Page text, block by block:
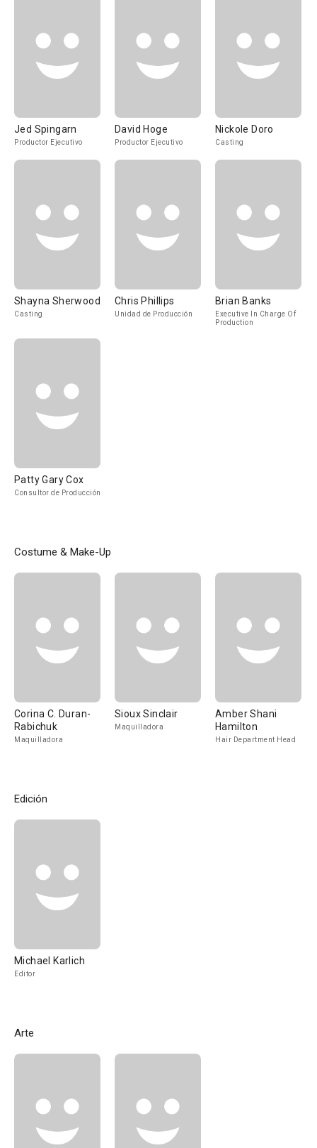
Jed Spingarn
Productor Ejecutivo
David Hoge
Productor Ejecutivo
Nickole Doro
Casting
Shayna Sherwood
Casting
Chris Phillips
Unidad de Producción
Brian Banks
Executive In Charge Of
Production
Patty Gary Cox
Consultor de Producción
Costume & Make-Up
Corina C. Duran-
Rabichuk
Maquilladora
Sioux Sinclair
Maquilladora
Amber Shani
Hamilton
Hair Department Head
Edición
Michael Karlich
Editor
Arte